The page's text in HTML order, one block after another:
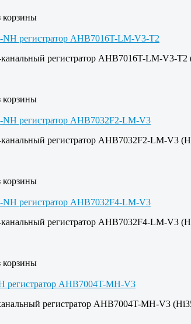
корзины
регистратор AHB7016T-LM-V3-
корзины
регистратор AHB7032F2-LM-V3
корзины
регистратор AHB7032F4-LM-V3
корзины
регистратор AHB7004T-MH-V3